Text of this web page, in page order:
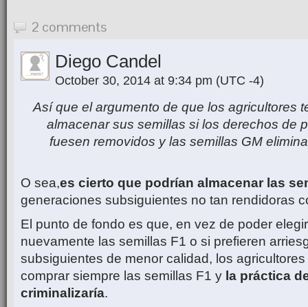
2 comments
Diego Candel
October 30, 2014 at 9:34 pm (UTC -4)
Así que el argumento de que los agricultores
almacenar sus semillas si los derechos de
fuesen removidos y las semillas GM
O sea,es cierto que podrían almacenar las
generaciones subsiguientes no tan rendidoras
El punto de fondo es que, en vez de poder
nuevamente las semillas F1 o si prefieren
subsiguientes de menor calidad, los
comprar siempre las semillas F1 y la práctica
criminalizaría.